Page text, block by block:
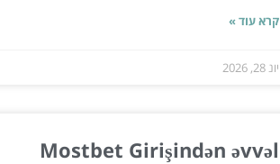
קרא עוד »
יונ 28, 2026
Mostbet Girişindən əvvəl